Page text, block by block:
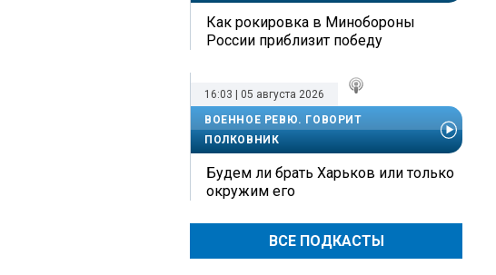
Как рокировка в Минобороны
России приблизит победу
16:03 | 05 августа 2026
ВОЕННОЕ РЕВЮ. ГОВОРИТ
ПОЛКОВНИК
Будем ли брать Харьков или только
окружим его
ВСЕ ПОДКАСТЫ